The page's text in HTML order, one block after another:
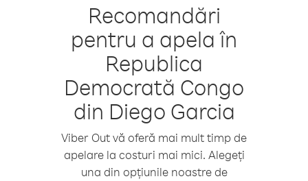
Recomandări
pentru a apela în
Republica
Democrată Congo
din Diego Garcia
Viber Out vă oferă mai mult timp de
apelare la costuri mai mici. Alegeți
una din opțiunile noastre de